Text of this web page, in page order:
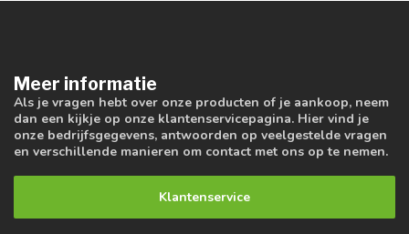
Meer informatie
Als je vragen hebt over onze producten of je aankoop, neem
dan een kijkje op onze klantenservicepagina. Hier vind je
onze bedrijfsgegevens, antwoorden op veelgestelde vragen
en verschillende manieren om contact met ons op te nemen.
Klantenservice